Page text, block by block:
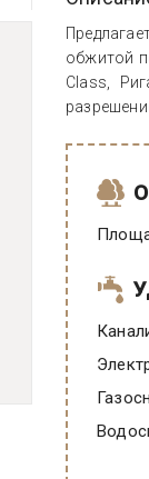
обжитой
Class,